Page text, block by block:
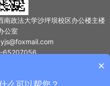
政法大学沙坪坝校区办公楼主楼
公室
65207056
研究生 西南政法干部培训
×